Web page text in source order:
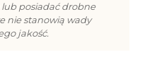
posiadać drobne
nie stanowią wady
jakość.